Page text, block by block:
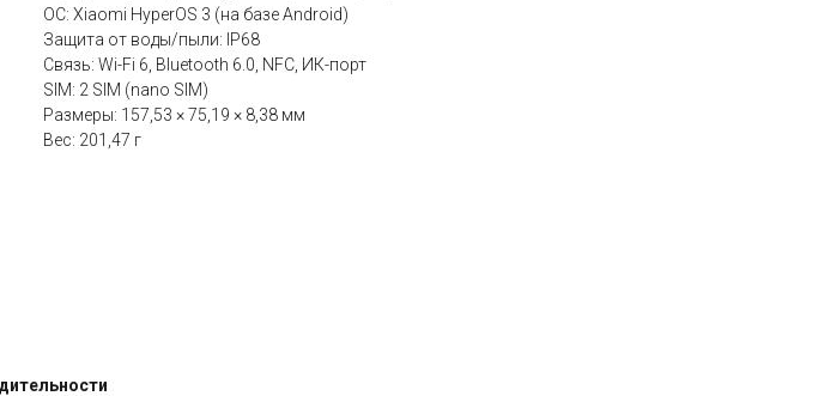
ОС: Xiaomi HyperOS 3 (на базе Android)
Защита от воды/пыли: IP68
Связь: Wi-Fi 6, Bluetooth 6.0, NFC, ИК-порт
SIM: 2 SIM (nano SIM)
Размеры: 157,53 × 75,19 × 8,38 мм
Вес: 201,47 г